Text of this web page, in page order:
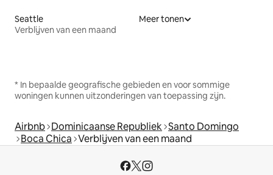
Seattle
Verblijven van een maand
Meer tonen
* In bepaalde geografische gebieden en voor sommige
woningen kunnen uitzonderingen van toepassing zijn.
Airbnb Dominicaanse Republiek Santo Domingo
Boca Chica Verblijven van een maand